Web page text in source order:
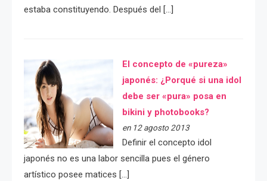
estaba constituyendo. Después del […]
El concepto de «pureza»
japonés: ¿Porqué si una idol
debe ser «pura» posa en
bikini y photobooks?
en 12 agosto 2013
Definir el concepto idol
japonés no es una labor sencilla pues el género
artístico posee matices […]